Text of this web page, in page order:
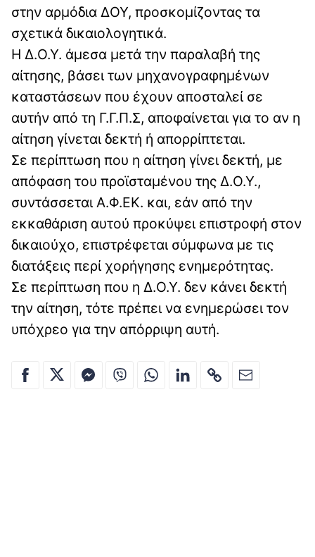
στην αρμόδια ΔΟΥ, προσκομίζοντας τα
σχετικά δικαιολογητικά.
Η Δ.Ο.Υ. άμεσα μετά την παραλαβή της
αίτησης, βάσει των μηχανογραφημένων
καταστάσεων που έχουν αποσταλεί σε
αυτήν από τη Γ.Γ.Π.Σ, αποφαίνεται για το αν η
αίτηση γίνεται δεκτή ή απορρίπτεται.
Σε περίπτωση που η αίτηση γίνει δεκτή, με
απόφαση του προϊσταμένου της Δ.Ο.Υ.,
συντάσσεται Α.Φ.ΕΚ. και, εάν από την
εκκαθάριση αυτού προκύψει επιστροφή στον
δικαιούχο, επιστρέφεται σύμφωνα με τις
διατάξεις περί χορήγησης ενημερότητας.
Σε περίπτωση που η Δ.Ο.Υ. δεν κάνει δεκτή
την αίτηση, τότε πρέπει να ενημερώσει τον
υπόχρεο για την απόρριψη αυτή.